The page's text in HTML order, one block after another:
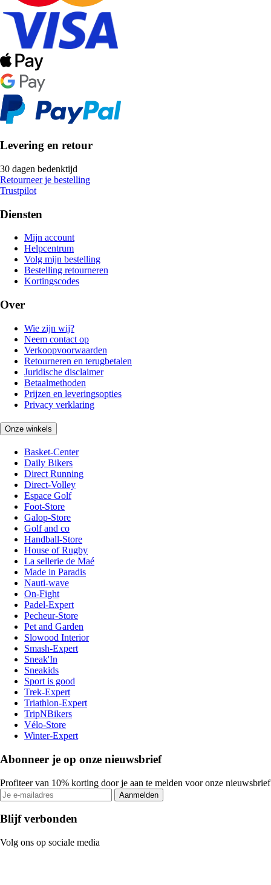
Levering en retour
30 dagen bedenktijd
Retourneer je bestelling
Trustpilot
Diensten
Mijn account
Helpcentrum
Volg mijn bestelling
Bestelling retourneren
Kortingscodes
Over
Wie zijn wij?
Neem contact op
Verkoopvoorwaarden
Retourneren en terugbetalen
Juridische disclaimer
Betaalmethoden
Prijzen en leveringsopties
Privacy verklaring
Onze winkels
Basket-Center
Daily Bikers
Direct Running
Direct-Volley
Espace Golf
Foot-Store
Galop-Store
Golf and co
Handball-Store
House of Rugby
La sellerie de Maé
Made in Paradis
Nauti-wave
On-Fight
Padel-Expert
Pecheur-Store
Pet and Garden
Slowood Interior
Smash-Expert
Sneak'In
Sneakids
Sport is good
Trek-Expert
Triathlon-Expert
TripNBikers
Vélo-Store
Winter-Expert
Abonneer je op onze nieuwsbrief
Profiteer van 10% korting door je aan te melden voor onze nieuwsbrief
Aanmelden
Blijf verbonden
Volg ons op sociale media